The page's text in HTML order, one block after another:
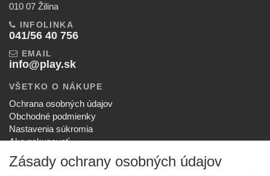
010 07 Žilina
INFOLINKA
041/56 40 756
EMAIL
info@play.sk
VŠETKO O NÁKUPE
Ochrana osobných údajov
Obchodné podmienky
Nastavenia súkromia
Ako nakupovať
Reklamačný poriadok
SPOLOČNOSŤ
Zásady ochrany osobných údajov